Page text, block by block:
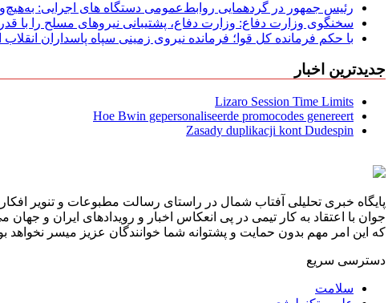
رئیس جمهور در گردهمایی روابط‌عمومی دستگاه های اجرایی:
سخنگوی وزارت دفاع: وزارت دفاع، پشتیبانی نیرو‌های مسلح را با
با حکم فرمانده کل قوا؛ فرمانده نیروی زمینی سپاه پاسداران
جدیدترین اخبار
Lizaro Session Time Limits
Hoe Bwin gepersonaliseerde promocodes genereert
Zasady duplikacji kont Dudespin
پایگاه خبری تحلیلی آفتاب شمال در راستای رسالت مطبوعات و تنویر
جوان با اعتقاد به کار تیمی در پی انعکاس اخبار و رویدادهای ایران و
که این امر مهم بدون حمایت و پشتوانه شما خوانندگان عزیز میسر نخواهد
دسترسی سریع
سلامت